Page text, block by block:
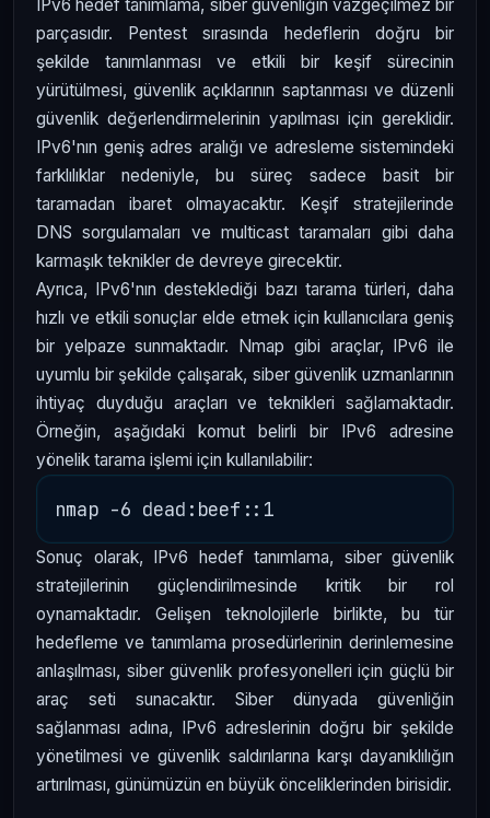
IPv6 hedef tanımlama, siber güvenliğin vazgeçilmez bir
parçasıdır. Pentest sırasında hedeflerin doğru bir
şekilde tanımlanması ve etkili bir keşif sürecinin
yürütülmesi, güvenlik açıklarının saptanması ve düzenli
güvenlik değerlendirmelerinin yapılması için gereklidir.
IPv6'nın geniş adres aralığı ve adresleme sistemindeki
farklılıklar nedeniyle, bu süreç sadece basit bir
taramadan ibaret olmayacaktır. Keşif stratejilerinde
DNS sorgulamaları ve multicast taramaları gibi daha
karmaşık teknikler de devreye girecektir.
Ayrıca, IPv6'nın desteklediği bazı tarama türleri, daha
hızlı ve etkili sonuçlar elde etmek için kullanıcılara geniş
bir yelpaze sunmaktadır. Nmap gibi araçlar, IPv6 ile
uyumlu bir şekilde çalışarak, siber güvenlik uzmanlarının
ihtiyaç duyduğu araçları ve teknikleri sağlamaktadır.
Örneğin, aşağıdaki komut belirli bir IPv6 adresine
yönelik tarama işlemi için kullanılabilir:
Sonuç olarak, IPv6 hedef tanımlama, siber güvenlik
stratejilerinin güçlendirilmesinde kritik bir rol
oynamaktadır. Gelişen teknolojilerle birlikte, bu tür
hedefleme ve tanımlama prosedürlerinin derinlemesine
anlaşılması, siber güvenlik profesyonelleri için güçlü bir
araç seti sunacaktır. Siber dünyada güvenliğin
sağlanması adına, IPv6 adreslerinin doğru bir şekilde
yönetilmesi ve güvenlik saldırılarına karşı dayanıklılığın
artırılması, günümüzün en büyük önceliklerinden birisidir.